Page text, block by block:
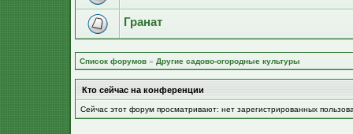
Гранат
Список форумов » Другие садово-огородные культуры
Кто сейчас на конференции
Сейчас этот форум просматривают: нет зарегистрированных